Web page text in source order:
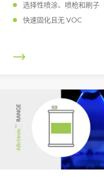
选择性喷涂、喷枪和刷子
快速固化且无 VOC